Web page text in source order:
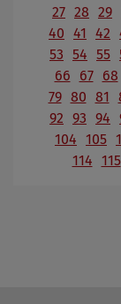
27 28 29
40 41 42
53 54 55
66
67 68
79 80 81
92 93 94
104 105
114 115